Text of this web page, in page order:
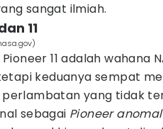
sangat ilmiah.
11
11 adalah wahana
keduanya sempat
perlambatan yang tidak
sebagai Pioneer